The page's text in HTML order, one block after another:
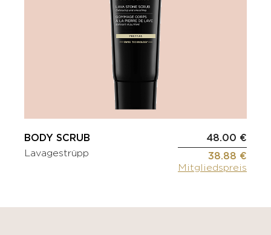
BODY SCRUB
Lavagestrüpp
48.00 €
38.88 €
Mitgliedspreis